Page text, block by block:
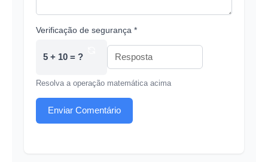
Verificação de segurança *
5 + 10 = ?
Resolva a operação matemática acima
Enviar Comentário